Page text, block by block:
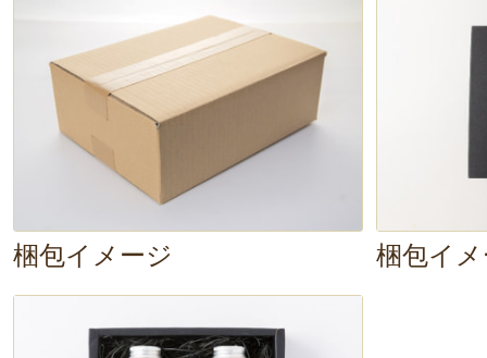
紅茶に入れたりするのもおススメ
みてください。
梱包イメージ 梱包イ